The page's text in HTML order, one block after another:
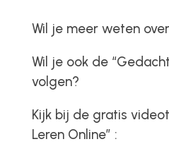
Wil je meer weten
Wil je ook de
volgen?
Kijk bij de gratis
Leren Online” :